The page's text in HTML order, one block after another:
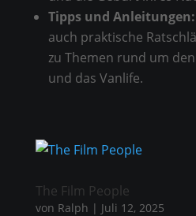
Tipps und Anleitungen:
auch praktische
zu Themen rund um
und das Vanlife.
The Film People
von Ralph | Juli 12, 2025